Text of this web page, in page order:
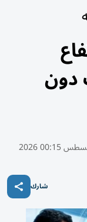
دون
شارك